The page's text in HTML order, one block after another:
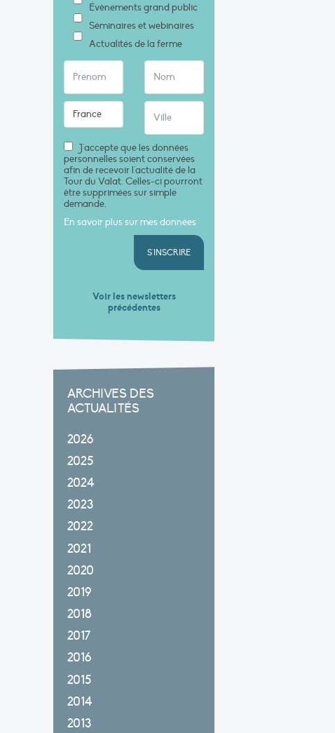
Évènements grand public
Séminaires et webinaires
Actualités de la ferme
J'accepte que les données
personnelles soient conservées
afin de recevoir l'actualité de la
Tour du Valat. Celles-ci pourront
être supprimées sur simple
demande.
En savoir plus sur mes données
S'INSCRIRE
Voir les newsletters
précédentes
ARCHIVES DES
ACTUALITÉS
2026
2025
2024
2023
2022
2021
2020
2019
2018
2017
2016
2015
2014
2013